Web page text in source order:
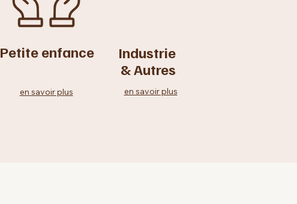
en savoir plus
Industrie
& Autres
en savoir plus
Petite enfance